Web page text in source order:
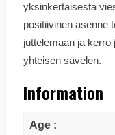
yksinkertaisesta
positiivinen asenne
juttelemaan ja
yhteisen sävelen.
Information
Age :